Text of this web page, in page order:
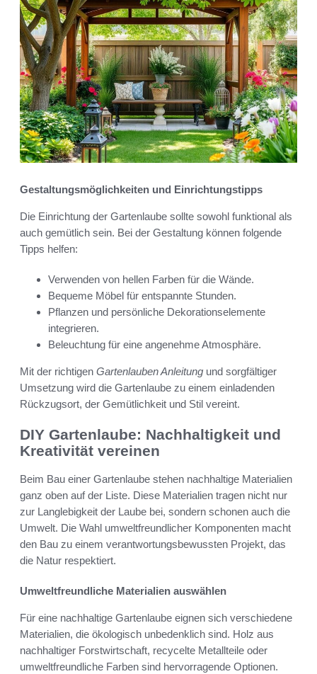
Gestaltungsmöglichkeiten und Einrichtungstipps
Die Einrichtung der Gartenlaube sollte sowohl funktional als
auch gemütlich sein. Bei der Gestaltung können folgende
Tipps helfen:
Verwenden von hellen Farben für die Wände.
Bequeme Möbel für entspannte Stunden.
Pflanzen und persönliche Dekorationselemente
integrieren.
Beleuchtung für eine angenehme Atmosphäre.
Mit der richtigen Gartenlauben Anleitung und sorgfältiger
Umsetzung wird die Gartenlaube zu einem einladenden
Rückzugsort, der Gemütlichkeit und Stil vereint.
DIY Gartenlaube: Nachhaltigkeit und
Kreativität vereinen
Beim Bau einer Gartenlaube stehen nachhaltige Materialien
ganz oben auf der Liste. Diese Materialien tragen nicht nur
zur Langlebigkeit der Laube bei, sondern schonen auch die
Umwelt. Die Wahl umweltfreundlicher Komponenten macht
den Bau zu einem verantwortungsbewussten Projekt, das
die Natur respektiert.
Umweltfreundliche Materialien auswählen
Für eine nachhaltige Gartenlaube eignen sich verschiedene
Materialien, die ökologisch unbedenklich sind. Holz aus
nachhaltiger Forstwirtschaft, recycelte Metallteile oder
umweltfreundliche Farben sind hervorragende Optionen.